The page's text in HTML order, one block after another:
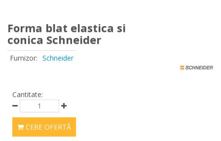
Forma blat elastica si
conica Schneider
Furnizor: Schneider
Cantitate:
CERE OFERTĂ